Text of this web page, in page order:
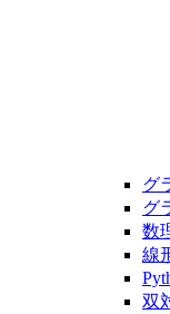
グ
グ
数
線
双